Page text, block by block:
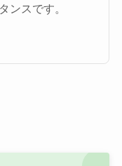
ンスです。